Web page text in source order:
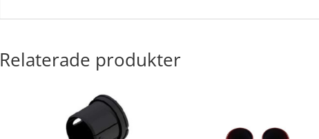
Relaterade produkter